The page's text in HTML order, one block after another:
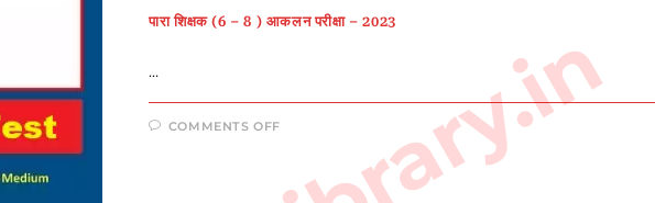
पारा शिक्षक (6 – 8 ) आकलन परीक्षा – 2023
…
COMMENTS OFF